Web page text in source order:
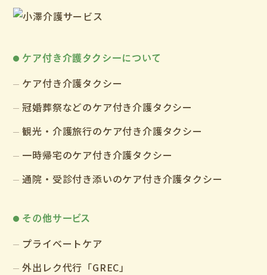
ケア付き介護タクシーについて
ケア付き介護タクシー
冠婚葬祭などのケア付き介護タクシー
観光・介護旅行のケア付き介護タクシー
一時帰宅のケア付き介護タクシー
通院・受診付き添いのケア付き介護タクシー
その他サービス
プライベートケア
外出レク代行「GREC」